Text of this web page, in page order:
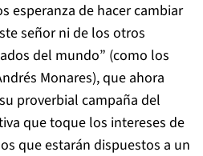
esperanza de hacer cambiar
señor ni de los otros
del mundo” (como los
Monares), que ahora
proverbial campaña del
que toque los intereses de
que estarán dispuestos a un